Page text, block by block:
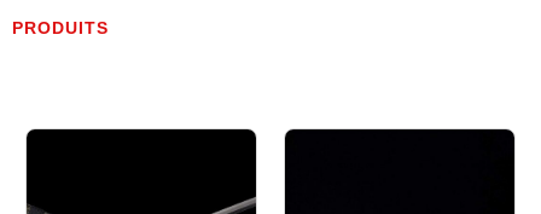
PRODUITS